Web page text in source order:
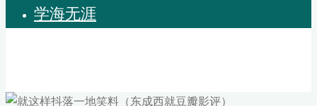
学海无涯